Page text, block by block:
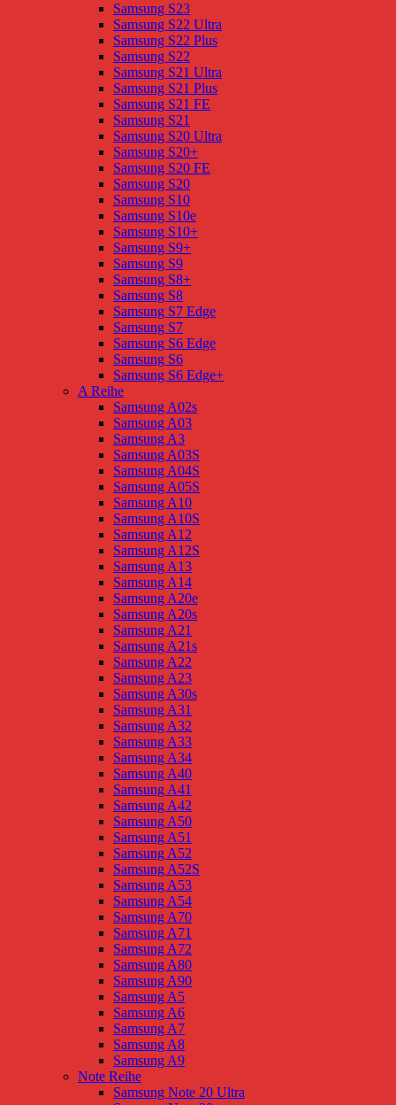
Samsung S23
Samsung S22 Ultra
Samsung S22 Plus
Samsung S22
Samsung S21 Ultra
Samsung S21 Plus
Samsung S21 FE
Samsung S21
Samsung S20 Ultra
Samsung S20+
Samsung S20 FE
Samsung S20
Samsung S10
Samsung S10e
Samsung S10+
Samsung S9+
Samsung S9
Samsung S8+
Samsung S8
Samsung S7 Edge
Samsung S7
Samsung S6 Edge
Samsung S6
Samsung S6 Edge+
A Reihe
Samsung A02s
Samsung A03
Samsung A3
Samsung A03S
Samsung A04S
Samsung A05S
Samsung A10
Samsung A10S
Samsung A12
Samsung A12S
Samsung A13
Samsung A14
Samsung A20e
Samsung A20s
Samsung A21
Samsung A21s
Samsung A22
Samsung A23
Samsung A30s
Samsung A31
Samsung A32
Samsung A33
Samsung A34
Samsung A40
Samsung A41
Samsung A42
Samsung A50
Samsung A51
Samsung A52
Samsung A52S
Samsung A53
Samsung A54
Samsung A70
Samsung A71
Samsung A72
Samsung A80
Samsung A90
Samsung A5
Samsung A6
Samsung A7
Samsung A8
Samsung A9
Note Reihe
Samsung Note 20 Ultra